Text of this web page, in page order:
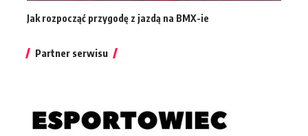
Jak rozpocząć przygodę z jazdą na BMX-ie
Partner serwisu